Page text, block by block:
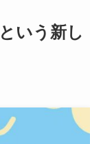
いう新し